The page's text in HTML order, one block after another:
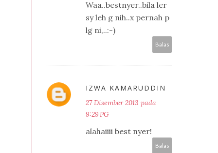
Waa..bestnyer..bila ler
sy leh g nih..x pernah p
lg ni,..:-)
Balas
IZWA KAMARUDDIN
27 Disember 2013 pada
9:29 PG
alahaiiii best nyer!
Balas